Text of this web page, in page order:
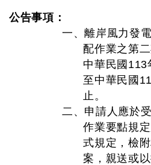
公告事項：
一、離岸風力發
配作業之第
中華民國113
至中華民國
止。
二、申請人應於
作業要點規
式規定，檢
案，親送或